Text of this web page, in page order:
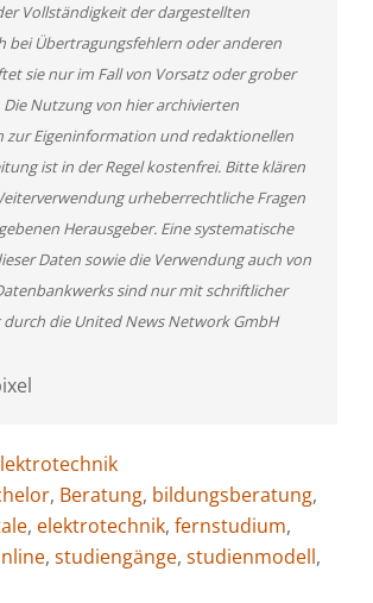
Vollständigkeit der dargestellten
bei Übertragungsfehlern oder anderen
sie nur im Fall von Vorsatz oder grober
Die Nutzung von hier archivierten
zur Eigeninformation und redaktionellen
ist in der Regel kostenfrei. Bitte klären
urheberrechtliche Fragen
Herausgeber. Eine systematische
Daten sowie die Verwendung auch von
sind nur mit schriftlicher
die United News Network GmbH
, Beratung, bildungsberatung,
, elektrotechnik, fernstudium,
, studiengänge, studienmodell,